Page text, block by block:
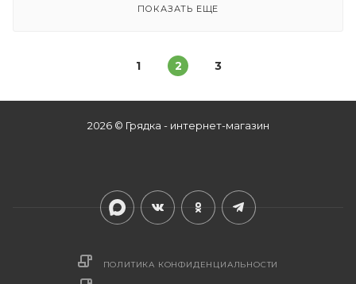
ПОКАЗАТЬ ЕЩЕ
1 2 3
2026 © Грядка - интернет-магазин
ПОЛИТИКА КОНФИДЕНЦИАЛЬНОСТИ